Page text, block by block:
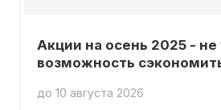
Акции на осень 2025 - не
возможность
до 10 августа 2026